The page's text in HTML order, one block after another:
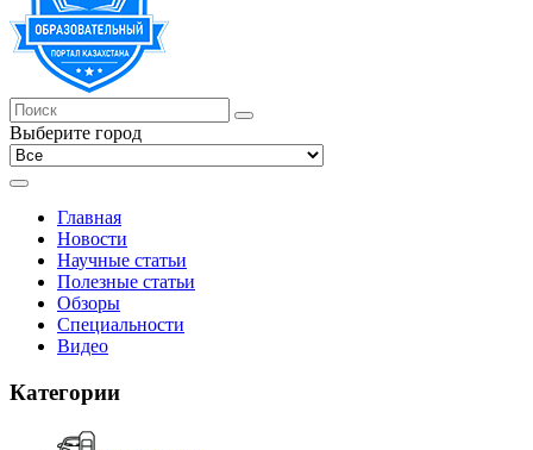
Выберите город
Главная
Новости
Научные статьи
Полезные статьи
Обзоры
Специальности
Видео
Категории